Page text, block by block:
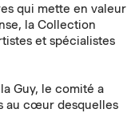
qui mette en valeur
la Collection
et spécialistes
Guy, le comité a
au cœur desquelles